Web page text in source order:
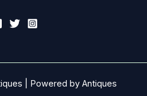
| Powered by Antiques